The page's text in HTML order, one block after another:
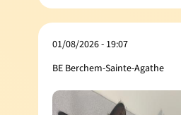
01/08/2026 - 19:07
BE Berchem-Sainte-Agathe